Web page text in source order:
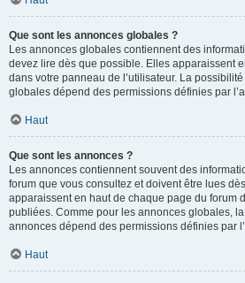
Que sont les annonces globales ?
Les annonces globales contiennent des
devez lire dès que possible. Elles apparaissent
dans votre panneau de l’utilisateur. La
globales dépend des permissions définies par
Haut
Que sont les annonces ?
Les annonces contiennent souvent des
forum que vous consultez et doivent être lues
apparaissent en haut de chaque page du forum
publiées. Comme pour les annonces globales,
annonces dépend des permissions définies par
Haut